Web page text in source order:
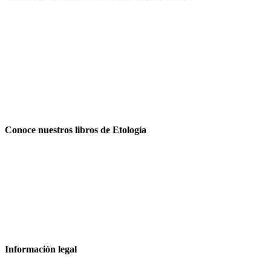
Conoce nuestros libros de Etología
Información legal